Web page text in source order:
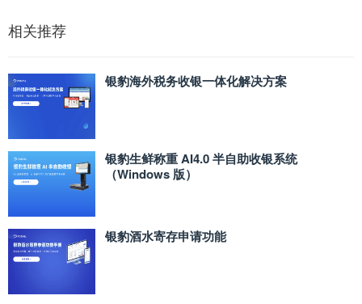
相关推荐
银豹海外税务收银一体化解决方案
银豹生鲜称重 AI4.0 半自助收银系统
（Windows 版）
银豹酒水寄存申请功能